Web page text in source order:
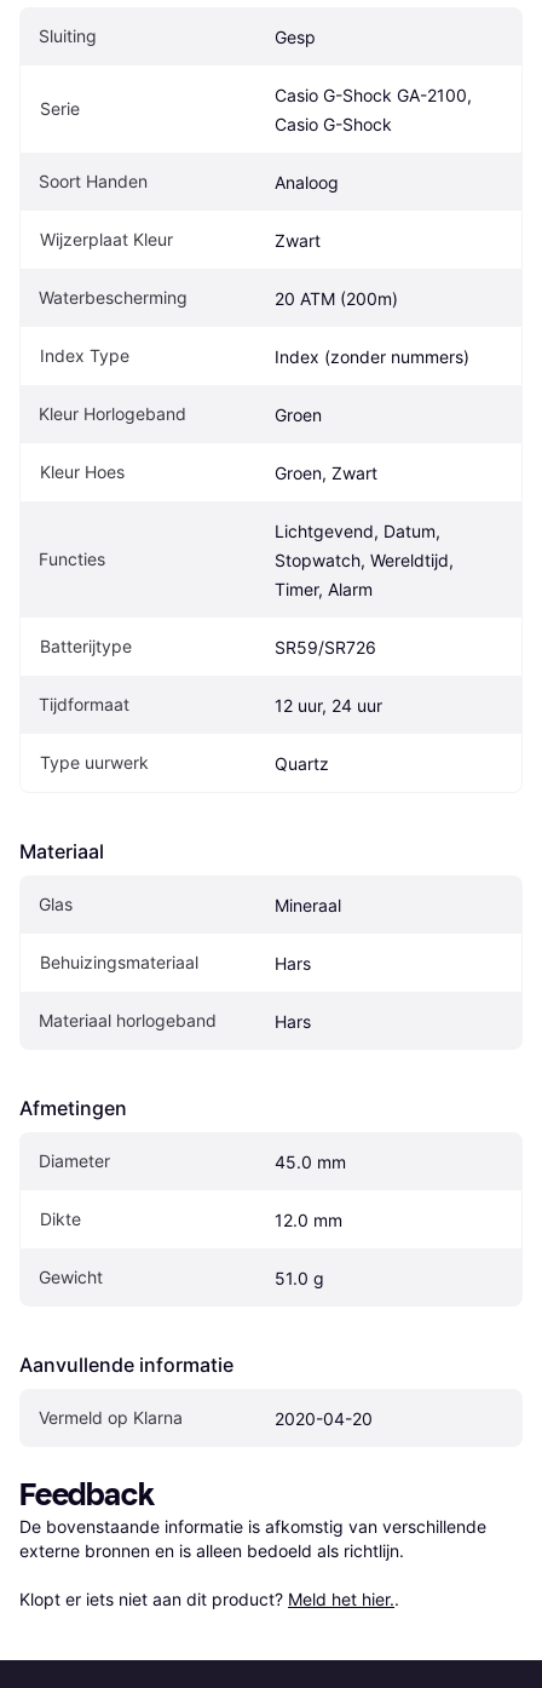
Sluiting Gesp
Serie
Casio G-Shock GA-2100,
Casio G-Shock
Soort Handen Analoog
Wijzerplaat Kleur Zwart
Waterbescherming 20 ATM (200m)
Index Type Index (zonder nummers)
Kleur Horlogeband Groen
Kleur Hoes Groen, Zwart
Functies
Lichtgevend, Datum,
Stopwatch, Wereldtijd,
Timer, Alarm
Batterijtype SR59/SR726
Tijdformaat 12 uur, 24 uur
Type uurwerk Quartz
Materiaal
Glas Mineraal
Behuizingsmateriaal Hars
Materiaal horlogeband Hars
Afmetingen
Diameter 45.0 mm
Dikte 12.0 mm
Gewicht 51.0 g
Aanvullende informatie
Vermeld op Klarna 2020-04-20
Feedback
De bovenstaande informatie is afkomstig van verschillende
externe bronnen en is alleen bedoeld als richtlijn.
Klopt er iets niet aan dit product? Meld het hier..